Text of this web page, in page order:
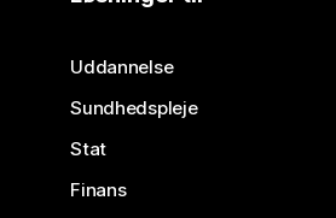
Uddannelse
Sundhedspleje
Stat
Finans